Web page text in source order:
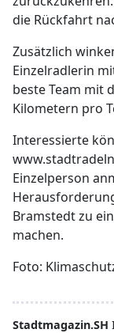
die Rückfahrt
Zusätzlich
Einzelradlerin
beste Team mit
Kilometern pro
Interessierte
Einzelperson
Bramstedt zu
machen.
Foto:
Stadtmagazin.SH